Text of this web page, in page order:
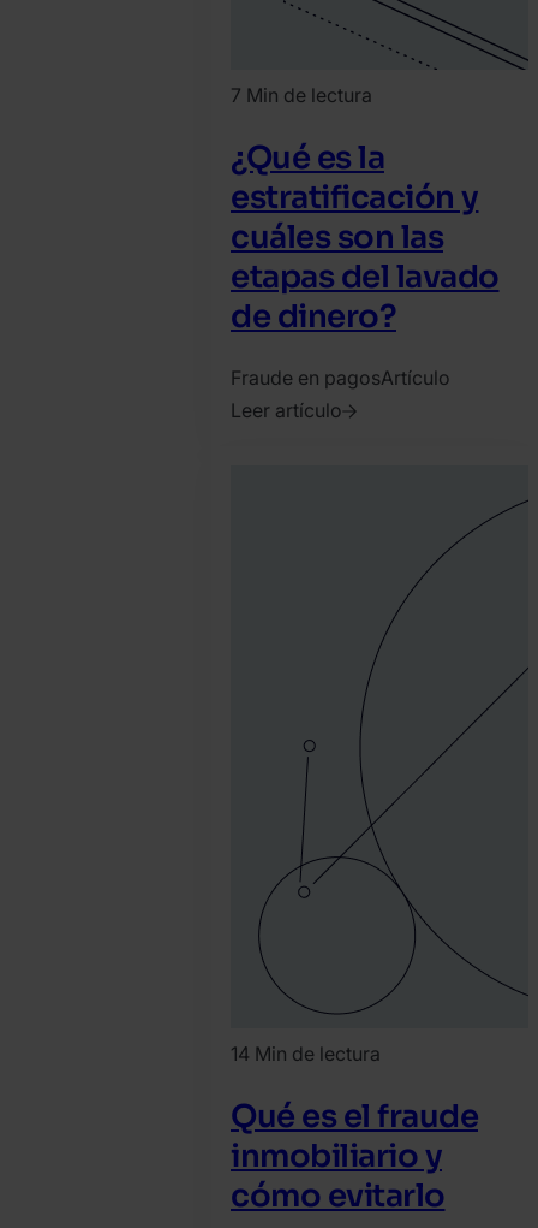
7 Min de lectura
¿Qué es la
estratificación y
cuáles son las
etapas del lavado
de dinero?
Fraude en pagosArtículo
Leer artículo
14 Min de lectura
Qué es el fraude
inmobiliario y
cómo evitarlo